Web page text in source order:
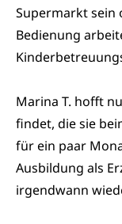
Supermarkt sein
Bedienung
Marina T. hofft
findet, die sie
für ein paar
Ausbildung als
irgendwann